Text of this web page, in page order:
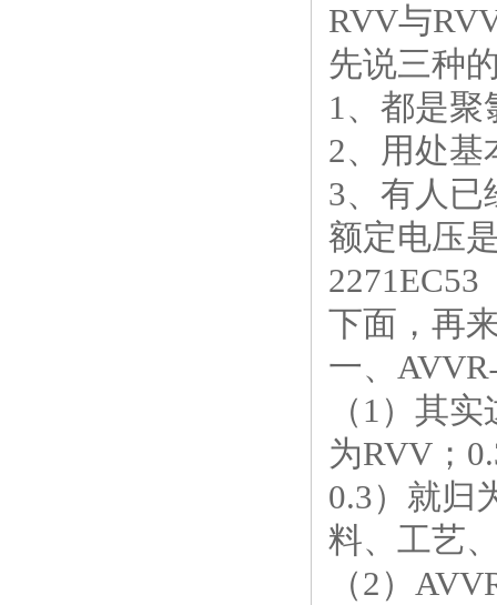
RVV与
先说三种
1、都是聚
2、用处基
3、有人已
额定电压
2271EC53
下面，再
一、
（1）其
为RVV；
0.3）就归
料、工艺
（2）